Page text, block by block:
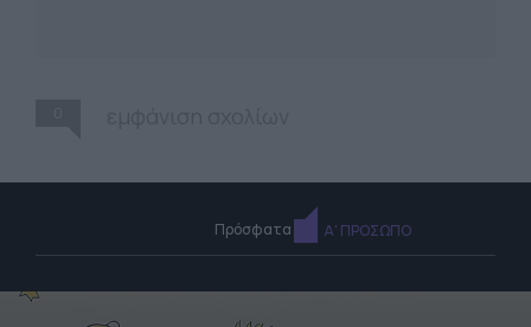
Πρόσφατα Α' ΠΡΟΣΩΠΟ